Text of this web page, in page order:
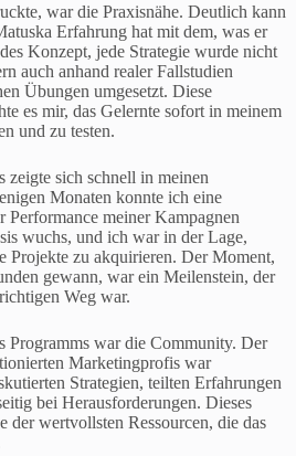
war die Praxisnähe. Deutlich kann
Erfahrung hat mit dem, was er
Konzept, jede Strategie wurde nicht
auch anhand realer Fallstudien
Übungen umgesetzt. Diese
es mir, das Gelernte sofort in meinem
und zu testen.
zeigte sich schnell in meinen
Monaten konnte ich eine
meiner Kampagnen
wuchs, und ich war in der Lage,
Projekte zu akquirieren. Der Moment,
gewann, war ein Meilenstein, der
Weg war.
Programms war die Community. Der
Marketingprofis war
Strategien, teilten Erfahrungen
bei Herausforderungen. Dieses
der wertvollsten Ressourcen, die das